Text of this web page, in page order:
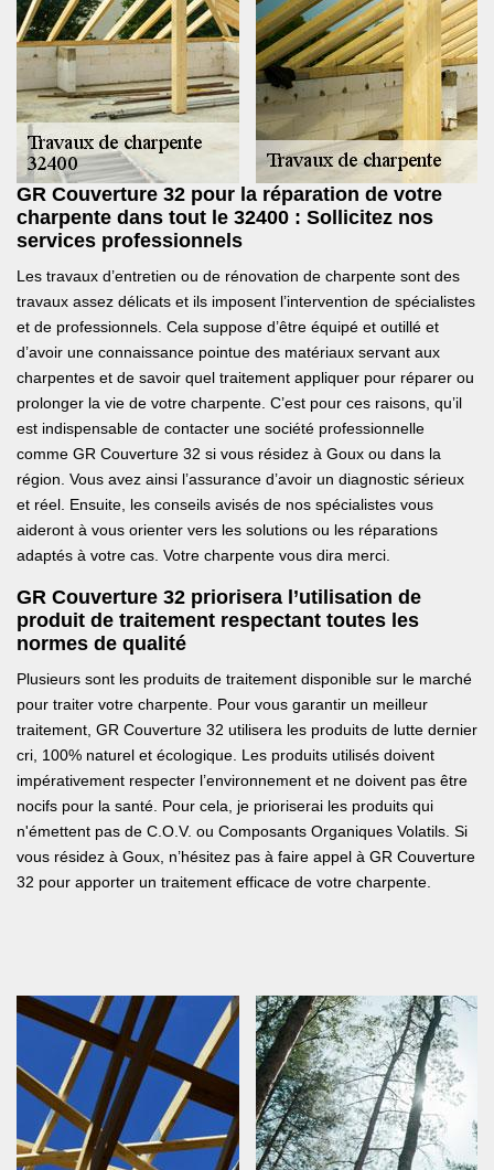
GR Couverture 32 pour la réparation de votre
charpente dans tout le 32400 : Sollicitez nos
services professionnels
Les travaux d’entretien ou de rénovation de charpente sont des
travaux assez délicats et ils imposent l’intervention de spécialistes
et de professionnels. Cela suppose d’être équipé et outillé et
d’avoir une connaissance pointue des matériaux servant aux
charpentes et de savoir quel traitement appliquer pour réparer ou
prolonger la vie de votre charpente. C’est pour ces raisons, qu’il
est indispensable de contacter une société professionnelle
comme GR Couverture 32 si vous résidez à Goux ou dans la
région. Vous avez ainsi l’assurance d’avoir un diagnostic sérieux
et réel. Ensuite, les conseils avisés de nos spécialistes vous
aideront à vous orienter vers les solutions ou les réparations
adaptés à votre cas. Votre charpente vous dira merci.
GR Couverture 32 priorisera l’utilisation de
produit de traitement respectant toutes les
normes de qualité
Plusieurs sont les produits de traitement disponible sur le marché
pour traiter votre charpente. Pour vous garantir un meilleur
traitement, GR Couverture 32 utilisera les produits de lutte dernier
cri, 100% naturel et écologique. Les produits utilisés doivent
impérativement respecter l’environnement et ne doivent pas être
nocifs pour la santé. Pour cela, je prioriserai les produits qui
n'émettent pas de C.O.V. ou Composants Organiques Volatils. Si
vous résidez à Goux, n’hésitez pas à faire appel à GR Couverture
32 pour apporter un traitement efficace de votre charpente.